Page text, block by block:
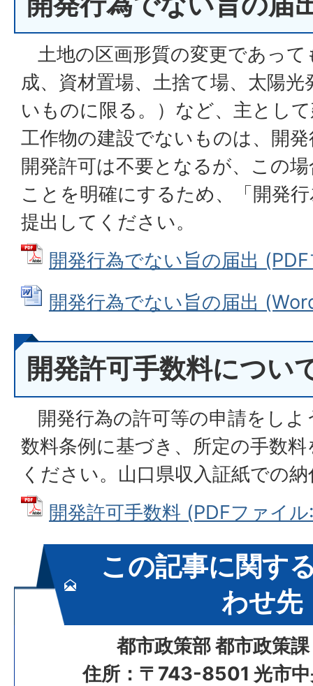
土地の区画形質の変更であって
成、資材置場、土捨て場、太陽
いものに限る。）など、主とし
工作物の建設でないものは、開
開発許可は不要となるが、この
ことを明確にするため、「開発
提出してください。
開発行為でない旨の届出
開発行為でない旨の届出
開発許可手数料につい
開発行為の許可等の申請をしよ
数料条例に基づき、所定の手数
ください。山口県収入証紙での
開発許可手数料 (PDFファイ
この記事に関す
わせ先
都市政策部 都市政策
住所：〒743-8501 光市中